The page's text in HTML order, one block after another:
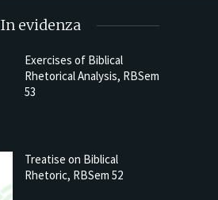
In evidenza
Exercises of Biblical
Rhetorical Analysis, RBSem
53
Treatise on Biblical
Rhetoric, RBSem 52